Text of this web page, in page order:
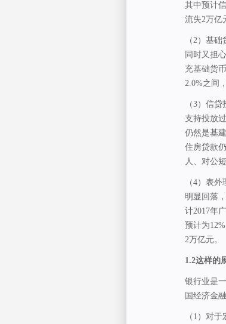
其中预计
流失2万亿
（2）基
同时又担
充基础货
2.0%之间
（3）信
支持投放
仍然是基
住房贷款
人、对公
（4）表
明显回落
计2017年
预计为
2万亿元。
1.2这样的
银行业是
国经济金
（1）对